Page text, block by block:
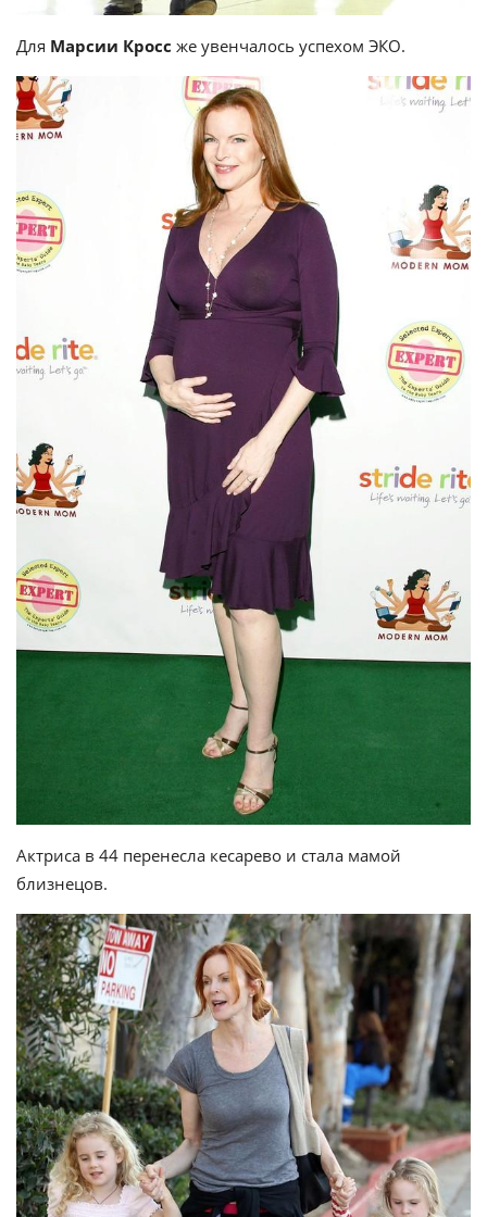
Для Марсии Кросс же увенчалось успехом ЭКО.
Актриса в 44 перенесла кесарево и стала мамой
близнецов.